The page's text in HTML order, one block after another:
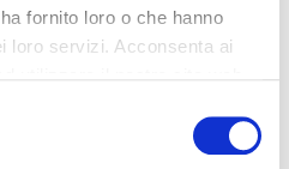
fornito loro o che hanno
loro servizi. Acconsenta ai